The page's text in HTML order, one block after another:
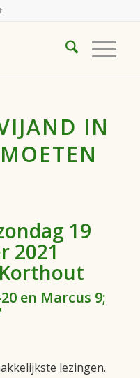
IN
19
2021
en Marcus 9;
lezingen.